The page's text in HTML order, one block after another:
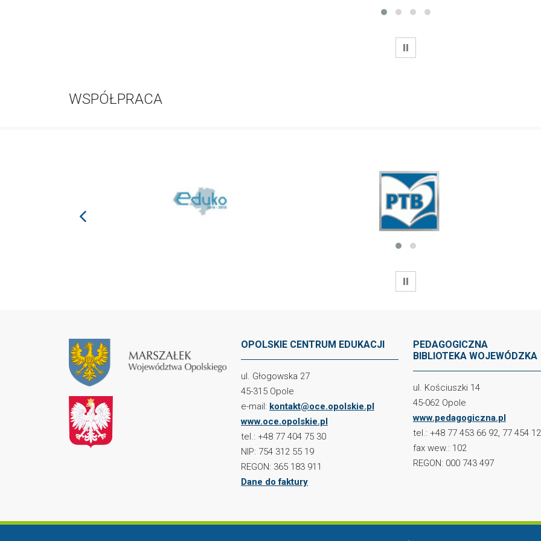
WSTRZYMAJ
WSPÓŁPRACA
prev
WSTRZYMAJ
OPOLSKIE CENTRUM EDUKACJI
ul. Głogowska 27
45-315 Opole
e-mail: kontakt@oce.opolskie.pl
www.oce.opolskie.pl
tel.: +48 77 404 75 30
NIP: 754 312 55 19
REGON: 365 183 911
Dane do faktury
PEDAGOGICZNA
BIBLIOTEKA WOJEWÓDZKA
ul. Kościuszki 14
45-062 Opole
www.pedagogiczna.pl
tel.: +48 77 453 66 92, 77 454
fax wew.: 102
REGON: 000 743 497